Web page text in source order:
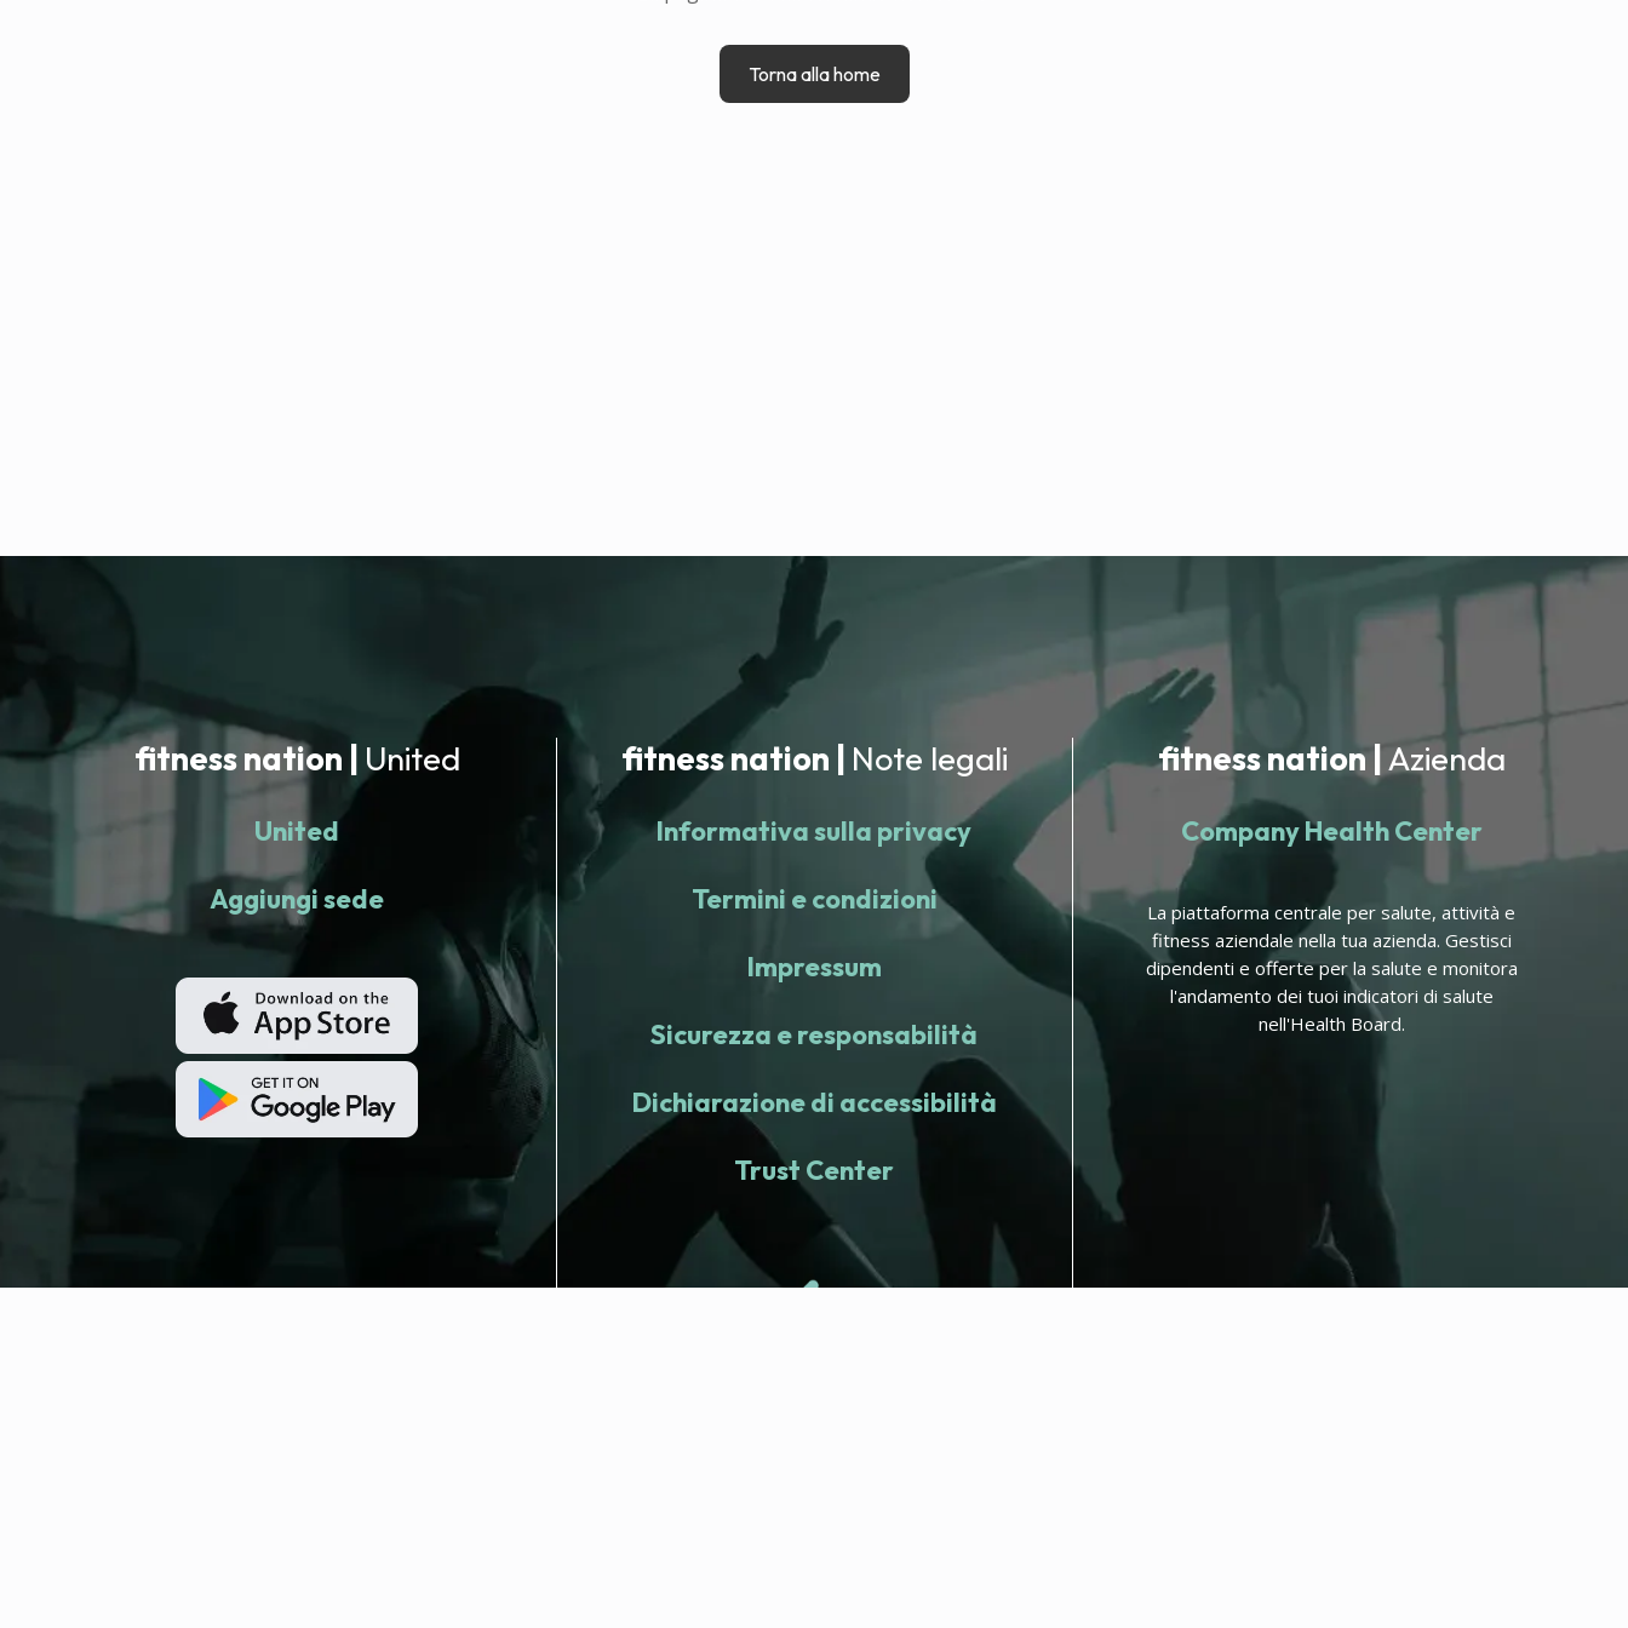
Torna alla home
fitness nation | United
United
Aggiungi sede
fitness nation | Note legali
Informativa sulla privacy
Termini e condizioni
Impressum
Sicurezza e responsabilità
Dichiarazione di accessibilità
Trust Center
fitness nation |Azienda
Company Health Center
La piattaforma centrale per salute, attività e
fitness aziendale nella tua azienda. Gestisci
dipendenti e offerte per la salute e monitora
l'andamento dei tuoi indicatori di salute
nell'Health Board.